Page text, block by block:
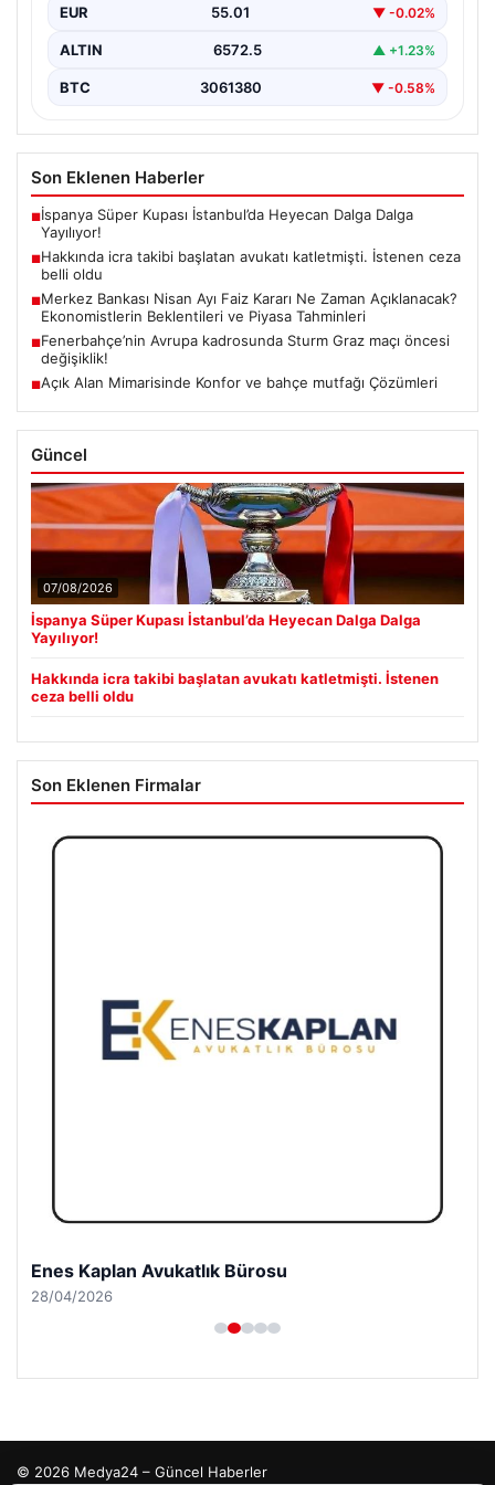
EUR 55.01 ▼ -0.02%
ALTIN 6572.5 ▲ +1.23%
BTC 3061380 ▼ -0.58%
Son Eklenen Haberler
■İspanya Süper Kupası İstanbul’da Heyecan Dalga Dalga
Yayılıyor!
■Hakkında icra takibi başlatan avukatı katletmişti. İstenen ceza
belli oldu
■Merkez Bankası Nisan Ayı Faiz Kararı Ne Zaman Açıklanacak?
Ekonomistlerin Beklentileri ve Piyasa Tahminleri
■Fenerbahçe’nin Avrupa kadrosunda Sturm Graz maçı öncesi
değişiklik!
■Açık Alan Mimarisinde Konfor ve bahçe mutfağı Çözümleri
Güncel
07/08/2026
İspanya Süper Kupası İstanbul’da Heyecan Dalga Dalga
Yayılıyor!
Hakkında icra takibi başlatan avukatı katletmişti. İstenen
ceza belli oldu
Son Eklenen Firmalar
Enes Kaplan Avukatlık Bürosu
28/04/2026
© 2026 Medya24 – Güncel Haberler